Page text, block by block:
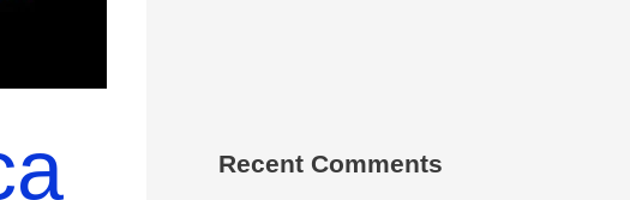
Recent Comments